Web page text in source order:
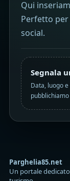
Qui
Perfetto
social.
Segnala
Data, luogo
Parghelia85.net
Un portale